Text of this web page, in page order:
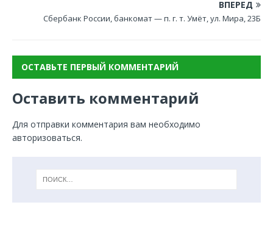
ВПЕРЕД
Сбербанк России, банкомат — п. г. т. Умёт, ул. Мира, 23Б
ОСТАВЬТЕ ПЕРВЫЙ КОММЕНТАРИЙ
Оставить комментарий
Для отправки комментария вам необходимо
авторизоваться.